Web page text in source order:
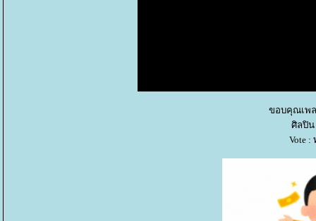
ขอบคุณเพ
ศิลปิน
Vote